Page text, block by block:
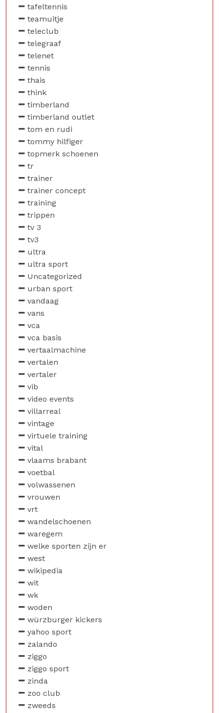
tafeltennis
teamuitje
teleclub
telegraaf
telenet
tennis
thais
think
timberland
timberland outlet
tom en rudi
tommy hilfiger
topmerk schoenen
tr
trainer
trainer concept
training
trippen
tv 3
tv3
ultra
ultra sport
Uncategorized
urban sport
vandaag
vans
vca
vca basis
vertaalmachine
vertalen
vertaler
vib
video events
villarreal
vintage
virtuele training
vital
vlaams brabant
voetbal
volwassenen
vrouwen
vrt
wandelschoenen
waregem
welke sporten zijn er
west
wikipedia
wit
wk
woden
würzburger kickers
yahoo sport
zalando
ziggo
ziggo sport
zinda
zoo club
zweeds